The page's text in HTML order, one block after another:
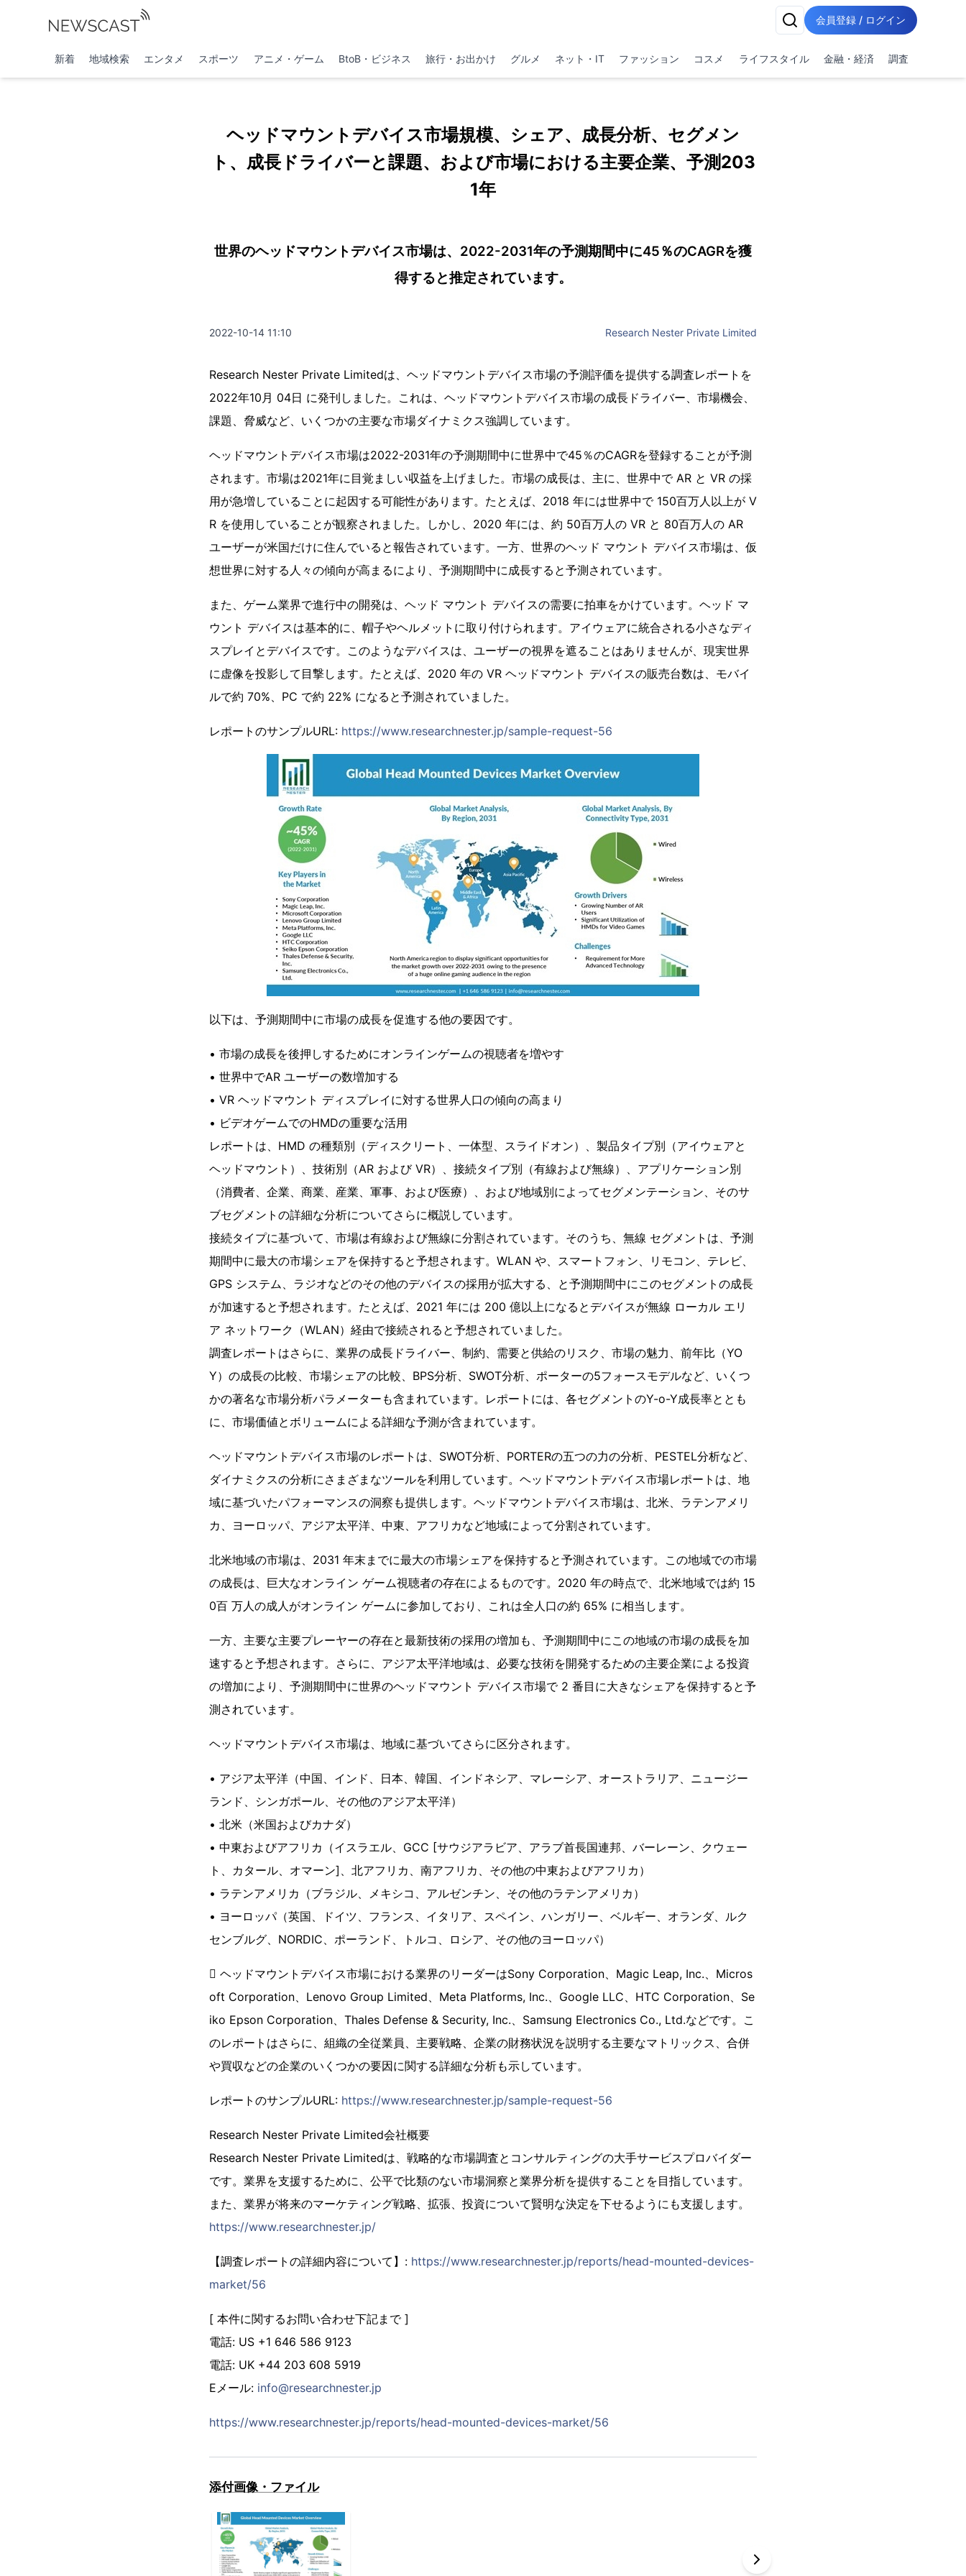
会員登録 / ログイン
新着 地域検索 エンタメ スポーツ アニメ・ゲーム BtoB・ビジネス 旅行・お出かけ グルメ ネット・IT ファッション コスメ ライフスタイル 金融・経済 調査
ヘッドマウントデバイス市場規模、シェア、成長分析、セグメン
ト、成長ドライバーと課題、および市場における主要企業、予測203
1年
世界のヘッドマウントデバイス市場は、2022-2031年の予測期間中に45％のCAGRを獲
得すると推定されています。
2022-10-14 11:10 Research Nester Private Limited
Research Nester Private Limitedは、ヘッドマウントデバイス市場の予測評価を提供する調査レポートを
2022年10月 04日 に発刊しました。これは、ヘッドマウントデバイス市場の成長ドライバー、市場機会、
課題、脅威など、いくつかの主要な市場ダイナミクス強調しています。
ヘッドマウントデバイス市場は2022-2031年の予測期間中に世界中で45％のCAGRを登録することが予測
されます。市場は2021年に目覚ましい収益を上げました。市場の成長は、主に、世界中で AR と VR の採
用が急増していることに起因する可能性があります。たとえば、2018 年には世界中で 150百万人以上が V
R を使用していることが観察されました。しかし、2020 年には、約 50百万人の VR と 80百万人の AR
ユーザーが米国だけに住んでいると報告されています。一方、世界のヘッド マウント デバイス市場は、仮
想世界に対する人々の傾向が高まるにより、予測期間中に成長すると予測されています。
また、ゲーム業界で進行中の開発は、ヘッド マウント デバイスの需要に拍車をかけています。ヘッド マ
ウント デバイスは基本的に、帽子やヘルメットに取り付けられます。アイウェアに統合される小さなディ
スプレイとデバイスです。このようなデバイスは、ユーザーの視界を遮ることはありませんが、現実世界
に虚像を投影して目撃します。たとえば、2020 年の VR ヘッドマウント デバイスの販売台数は、モバイ
ルで約 70%、PC で約 22% になると予測されていました。
レポートのサンプルURL: https://www.researchnester.jp/sample-request-56
以下は、予測期間中に市場の成長を促進する他の要因です。
• 市場の成長を後押しするためにオンラインゲームの視聴者を増やす
• 世界中でAR ユーザーの数増加する
• VR ヘッドマウント ディスプレイに対する世界人口の傾向の高まり
• ビデオゲームでのHMDの重要な活用
レポートは、HMD の種類別（ディスクリート、一体型、スライドオン）、製品タイプ別（アイウェアと
ヘッドマウント）、技術別（AR および VR）、接続タイプ別（有線および無線）、アプリケーション別
（消費者、企業、商業、産業、軍事、および医療）、および地域別によってセグメンテーション、そのサ
ブセグメントの詳細な分析についてさらに概説しています。
接続タイプに基づいて、市場は有線および無線に分割されています。そのうち、無線 セグメントは、予測
期間中に最大の市場シェアを保持すると予想されます。WLAN や、スマートフォン、リモコン、テレビ、
GPS システム、ラジオなどのその他のデバイスの採用が拡大する、と予測期間中にこのセグメントの成長
が加速すると予想されます。たとえば、2021 年には 200 億以上になるとデバイスが無線 ローカル エリ
ア ネットワーク（WLAN）経由で接続されると予想されていました。
調査レポートはさらに、業界の成長ドライバー、制約、需要と供給のリスク、市場の魅力、前年比（YO
Y）の成長の比較、市場シェアの比較、BPS分析、SWOT分析、ポーターの5フォースモデルなど、いくつ
かの著名な市場分析パラメーターも含まれています。レポートには、各セグメントのY-o-Y成長率ととも
に、市場価値とボリュームによる詳細な予測が含まれています。
ヘッドマウントデバイス市場のレポートは、SWOT分析、PORTERの五つの力の分析、PESTEL分析など、
ダイナミクスの分析にさまざまなツールを利用しています。ヘッドマウントデバイス市場レポートは、地
域に基づいたパフォーマンスの洞察も提供します。ヘッドマウントデバイス市場は、北米、ラテンアメリ
カ、ヨーロッパ、アジア太平洋、中東、アフリカなど地域によって分割されています。
北米地域の市場は、2031 年末までに最大の市場シェアを保持すると予測されています。この地域での市場
の成長は、巨大なオンライン ゲーム視聴者の存在によるものです。2020 年の時点で、北米地域では約 15
0百 万人の成人がオンライン ゲームに参加しており、これは全人口の約 65% に相当します。
一方、主要な主要プレーヤーの存在と最新技術の採用の増加も、予測期間中にこの地域の市場の成長を加
速すると予想されます。さらに、アジア太平洋地域は、必要な技術を開発するための主要企業による投資
の増加により、予測期間中に世界のヘッドマウント デバイス市場で 2 番目に大きなシェアを保持すると予
測されています。
ヘッドマウントデバイス市場は、地域に基づいてさらに区分されます。
• アジア太平洋（中国、インド、日本、韓国、インドネシア、マレーシア、オーストラリア、ニュージー
ランド、シンガポール、その他のアジア太平洋）
• 北米（米国およびカナダ）
• 中東およびアフリカ（イスラエル、GCC [サウジアラビア、アラブ首長国連邦、バーレーン、クウェー
ト、カタール、オマーン]、北アフリカ、南アフリカ、その他の中東およびアフリカ）
• ラテンアメリカ（ブラジル、メキシコ、アルゼンチン、その他のラテンアメリカ）
• ヨーロッパ（英国、ドイツ、フランス、イタリア、スペイン、ハンガリー、ベルギー、オランダ、ルク
センブルグ、NORDIC、ポーランド、トルコ、ロシア、その他のヨーロッパ）
 ヘッドマウントデバイス市場における業界のリーダーはSony Corporation、Magic Leap, Inc.、Micros
oft Corporation、Lenovo Group Limited、Meta Platforms, Inc.、Google LLC、HTC Corporation、Se
iko Epson Corporation、Thales Defense & Security, Inc.、Samsung Electronics Co., Ltd.などです。こ
のレポートはさらに、組織の全従業員、主要戦略、企業の財務状況を説明する主要なマトリックス、合併
や買収などの企業のいくつかの要因に関する詳細な分析も示しています。
レポートのサンプルURL: https://www.researchnester.jp/sample-request-56
Research Nester Private Limited会社概要
Research Nester Private Limitedは、戦略的な市場調査とコンサルティングの大手サービスプロバイダー
です。業界を支援するために、公平で比類のない市場洞察と業界分析を提供することを目指しています。
また、業界が将来のマーケティング戦略、拡張、投資について賢明な決定を下せるようにも支援します。
https://www.researchnester.jp/
【調査レポートの詳細内容について】: https://www.researchnester.jp/reports/head-mounted-devices-
market/56
[ 本件に関するお問い合わせ下記まで ]
電話: US +1 646 586 9123
電話: UK +44 203 608 5919
Eメール: info@researchnester.jp
https://www.researchnester.jp/reports/head-mounted-devices-market/56
添付画像・ファイル